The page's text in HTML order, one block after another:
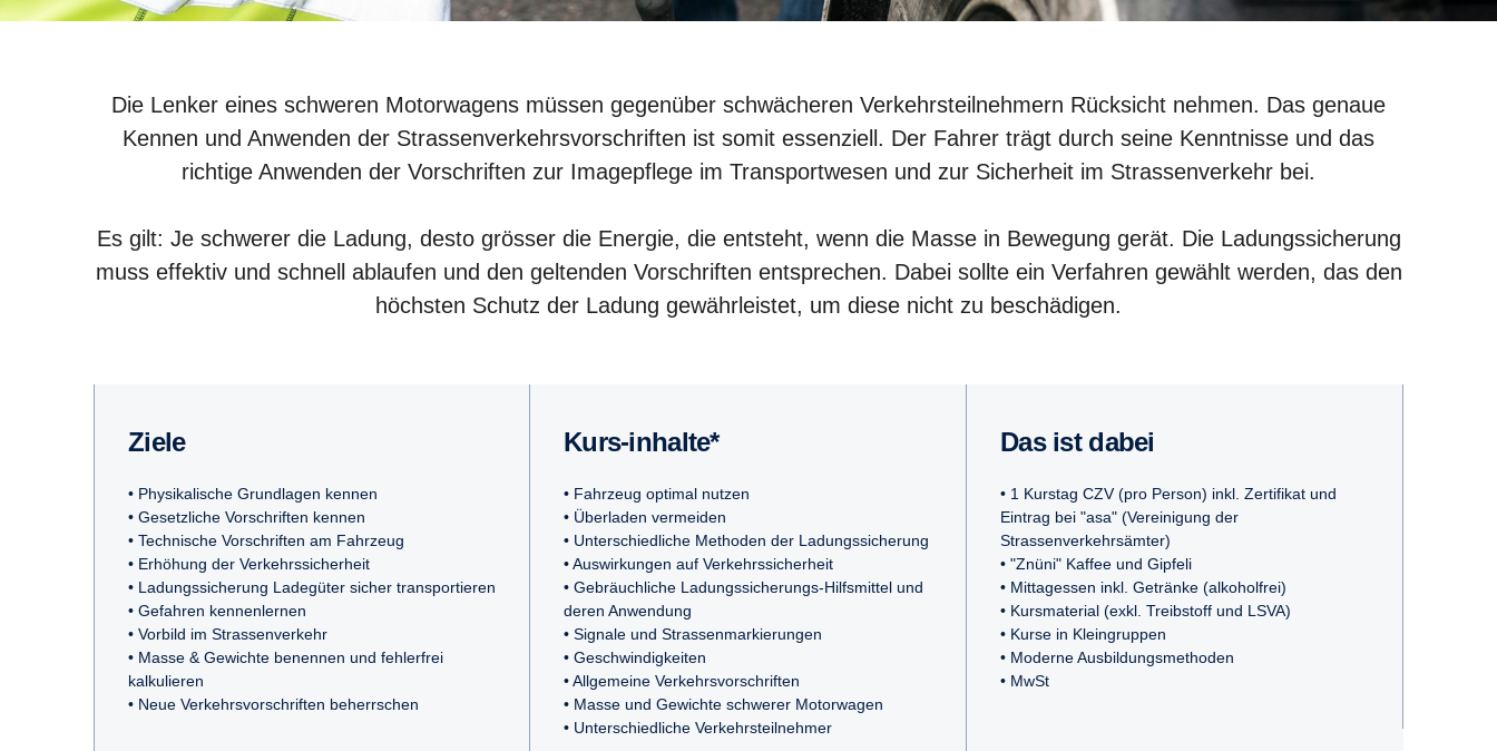
Die Lenker eines schweren Motorwagens müssen gegenüber schwächeren Verkehrsteilnehmern Rücksicht nehmen. Das genaue
Kennen und Anwenden der Strassenverkehrsvorschriften ist somit essenziell. Der Fahrer trägt durch seine Kenntnisse und das
richtige Anwenden der Vorschriften zur Imagepflege im Transportwesen und zur Sicherheit im Strassenverkehr bei.
Es gilt: Je schwerer die Ladung, desto grösser die Energie, die entsteht, wenn die Masse in Bewegung gerät. Die Ladungssicherung
muss effektiv und schnell ablaufen und den geltenden Vorschriften entsprechen. Dabei sollte ein Verfahren gewählt werden, das den
höchsten Schutz der Ladung gewährleistet, um diese nicht zu beschädigen.
Ziele
• Physikalische Grundlagen kennen
• Gesetzliche Vorschriften kennen
• Technische Vorschriften am Fahrzeug
• Erhöhung der Verkehrssicherheit
• Ladungssicherung Ladegüter sicher transportieren
• Gefahren kennenlernen
• Vorbild im Strassenverkehr
• Masse & Gewichte benennen und fehlerfrei
kalkulieren
• Neue Verkehrsvorschriften beherrschen
Kurs-inhalte*
• Fahrzeug optimal nutzen
• Überladen vermeiden
• Unterschiedliche Methoden der Ladungssicherung
• Auswirkungen auf Verkehrssicherheit
• Gebräuchliche Ladungssicherungs-Hilfsmittel und
deren Anwendung
• Signale und Strassenmarkierungen
• Geschwindigkeiten
• Allgemeine Verkehrsvorschriften
• Masse und Gewichte schwerer Motorwagen
• Unterschiedliche Verkehrsteilnehmer
Das ist dabei
• 1 Kurstag CZV (pro Person) inkl. Zertifikat und
Eintrag bei "asa" (Vereinigung der
Strassenverkehrsämter)
• "Znüni" Kaffee und Gipfeli
• Mittagessen inkl. Getränke (alkoholfrei)
• Kursmaterial (exkl. Treibstoff und LSVA)
• Kurse in Kleingruppen
• Moderne Ausbildungsmethoden
• MwSt